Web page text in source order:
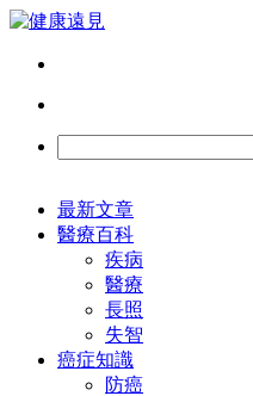
最新文章
醫療百科
疾病
醫療
長照
失智
癌症知識
防癌